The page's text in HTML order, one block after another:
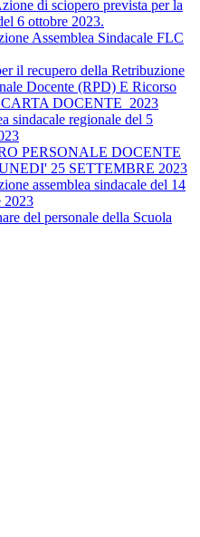
di sciopero prevista per la
6 ottobre 2023.
Assemblea Sindacale FLC
il recupero della Retribuzione
Docente (RPD) E Ricorso
DOCENTE_2023
sindacale regionale del 5
PERSONALE DOCENTE
25 SETTEMBRE 2023
assemblea sindacale del 14
2023
del personale della Scuola